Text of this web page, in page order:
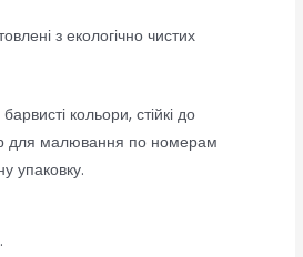
з екологічно чистих
кольори, стійкі до
для малювання по номерам
упаковку.